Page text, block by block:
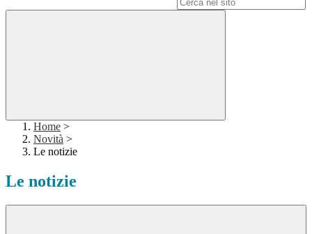
Home >
Novità >
Le notizie
Le notizie